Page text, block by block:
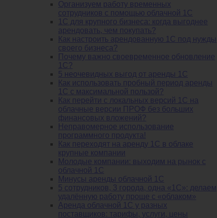
Организуем работу временных
сотрудников с помощью облачной 1С
1С для крупного бизнеса: когда выгоднее
арендовать, чем покупать?
Как настроить арендованную 1С под нужды
своего бизнеса?
Почему важно своевременное обновление
1С?
5 неочевидных выгод от аренды 1С
Как использовать пробный период аренды
1С с максимальной пользой?
Как перейти с локальных версий 1С на
облачные версии ПРОФ без больших
финансовых вложений?
Неправомерное использование
программного продукта!
Как переходят на аренду 1С в облаке
крупные компании
Молодые компании: выходим на рынок с
облачной 1С
Минусы аренды облачной 1С
5 сотрудников, 3 города, одна «1С»: делаем
удалённую работу проще с «облаком»
Аренда облачной 1С у разных
поставщиков: тарифы, услуги, цены